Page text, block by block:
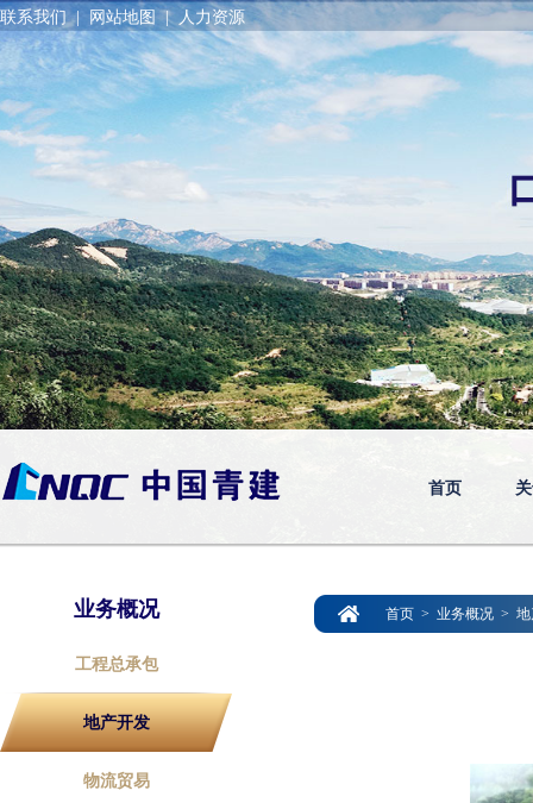
联系我们 | 网站地图 | 人力资源
首页
业务概况
工程总承包
地产开发
物流贸易
首页 > 业务概况 >